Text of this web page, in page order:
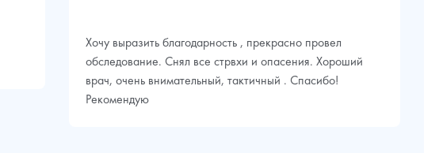
Хочу выразить благодарность , прекрасно провел
обследование. Снял все стрвхи и опасения. Хороший
врач, очень внимательный, тактичный . Спасибо!
Рекомендую